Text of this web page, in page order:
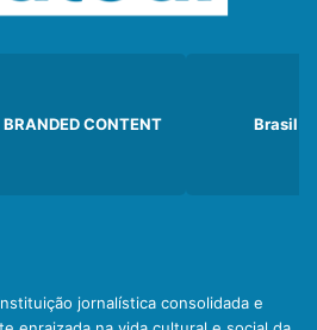
BRANDED CONTENT Brasil
jornalística consolidada e